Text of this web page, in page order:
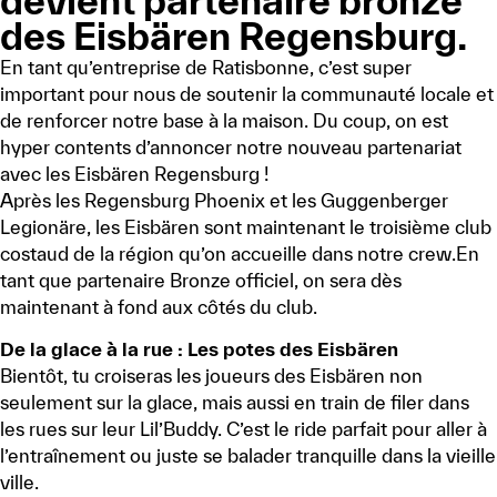
des Eisbären Regensburg.
En tant qu’entreprise de Ratisbonne, c’est super
important pour nous de soutenir la communauté locale et
de renforcer notre base à la maison. Du coup, on est
hyper contents d’annoncer notre nouveau partenariat
avec les Eisbären Regensburg !
Après les Regensburg Phoenix et les Guggenberger
Legionäre, les Eisbären sont maintenant le troisième club
costaud de la région qu’on accueille dans notre crew.En
tant que partenaire Bronze officiel, on sera dès
maintenant à fond aux côtés du club.
De la glace à la rue : Les potes des Eisbären
Bientôt, tu croiseras les joueurs des Eisbären non
seulement sur la glace, mais aussi en train de filer dans
les rues sur leur Lil’Buddy. C’est le ride parfait pour aller à
l’entraînement ou juste se balader tranquille dans la vieille
ville.